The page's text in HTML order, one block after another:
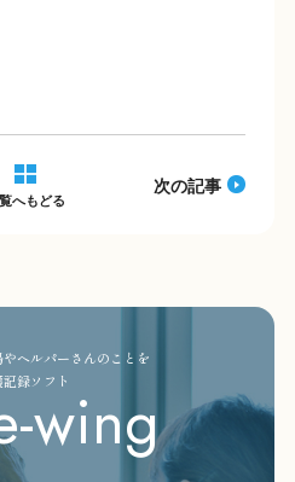
o
へもどる
次の記事
wing
ヘルパーさんのことを
録ソフト